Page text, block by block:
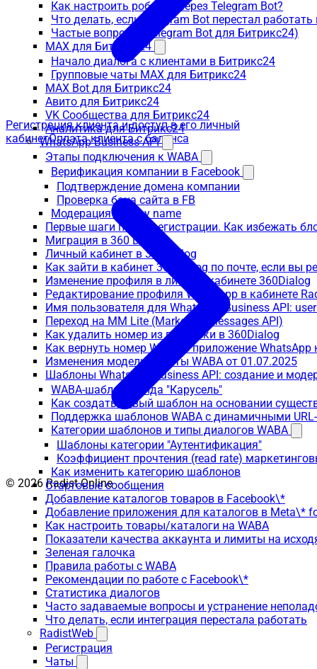
Как настроить роботов через Telegram Bot?
Что делать, если Telegram Bot перестал
Частые вопросы (Telegram Bot для Битрикс24)
MAX для Битрикс24
Начало диалога с клиентами в Битрикс24
Групповые чаты MAX для Битрикс24
MAX Bot для Битрикс24
Авито для Битрикс24
VK Сообщества для Битрикс24
Аналитика для Битрикс24
WhatsApp Business API
Этапы подключения к WABA
Верификация компании в Facebook
Подтверждение домена компании
Проверка бана сайта в FB
Модерация display name
Первые шаги после регистрации. Как избежать
Миграция в 360 Dialog
Личный кабинет в 360Dialog
Как зайти в кабинет 360Dialog по почте, если вы
Изменение профиля в личном кабинете 360Dialog
Редактирование профиля WhatsApp в кабинете
Имя пользователя для WhatsApp Business API:
Переход на MM Lite (Marketing Messages API)
Как удалить номер из подписки в 360Dialog
Как вернуть номер WABA в приложение WhatsApp
Изменения модели оплаты WABA от 01.07.2025
Шаблоны WhatsApp Business API: создание и
WABA-шаблоны вида "Карусель"
Как создать новый шаблон на основании
Поддержка шаблонов WABA с динамичными
Категории шаблонов и типы диалогов WABA
Шаблоны категории "Аутентификация"
Коэффициент прочтения (read rate)
Как изменить категорию шаблонов
Стартовые сообщения
Добавление каталогов товаров в Facebook\*
Добавление приложения для каталогов в Meta\*
Как настроить товары/каталоги на WABA
Показатели качества аккаунта и лимиты на
Зеленая галочка
Правила работы с WABA
Рекомендации по работе с Facebook\*
Статистика диалогов
Часто задаваемые вопросы и устранение
Что делать, если интеграция перестала работать
RadistWeb
Регистрация
Чаты
Регистрация клиента и доступ в его личный
кабинетОплата клиента с баланса
© 2026 Radist.Online